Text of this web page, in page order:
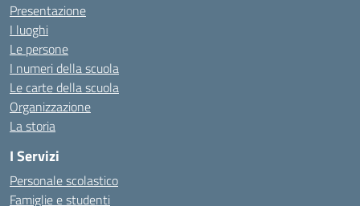
Presentazione
I luoghi
Le persone
I numeri della scuola
Le carte della scuola
Organizzazione
La storia
I Servizi
Personale scolastico
Famiglie e studenti